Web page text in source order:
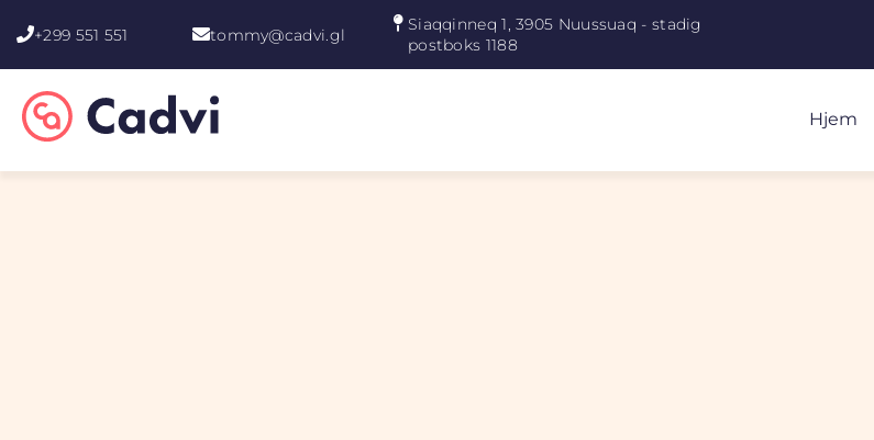
+299 551 551 tommy@cadvi.gl
Siaqqinneq 1, 3905 Nuussuaq - stadig
postboks 1188
Hjem